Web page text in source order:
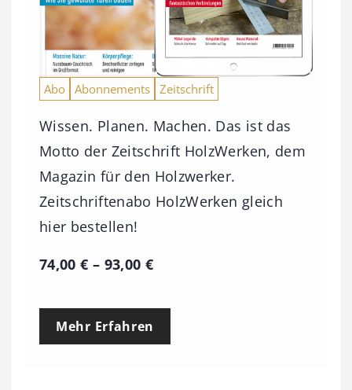
Abo Abonnements Zeitschrift
Wissen. Planen. Machen. Das ist das
Motto der Zeitschrift HolzWerken, dem
Magazin für den Holzwerker.
Zeitschriftenabo HolzWerken gleich
hier bestellen!
74,00€ – 93,00 €P
e
Mehr Erfahren